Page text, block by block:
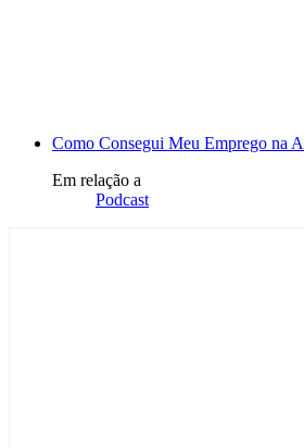
Como Consegui Meu Emprego na
Em relação a
Podcast